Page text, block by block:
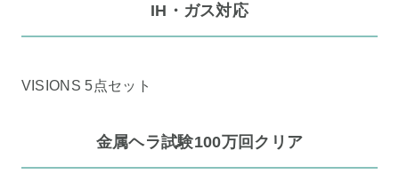
IH・ガス対応
VISIONS 5点セット
金属ヘラ試験100万回クリア